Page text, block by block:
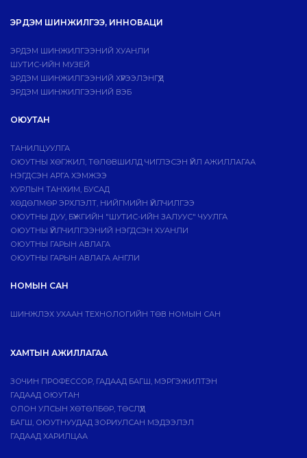
ЭРДЭМ ШИНЖИЛГЭЭ, ИННОВАЦИ
ЭРДЭМ ШИНЖИЛГЭЭНИЙ ХУАНЛИ
ШУТИС-ИЙН МУЗЕЙ
ЭРДЭМ ШИНЖИЛГЭЭНИЙ ХҮРЭЭЛЭНГҮҮД
ЭРДЭМ ШИНЖИЛГЭЭНИЙ ВЭБ
ОЮУТАН
ТАНИЛЦУУЛГА
ОЮУТНЫ ХӨГЖИЛ, ТӨЛӨВШИЛД ЧИГЛЭСЭН ҮЙЛ АЖИЛЛАГАА
НЭГДСЭН АРГА ХЭМЖЭЭ
ХУРЛЫН ТАНХИМ, БУСАД
ХӨДӨЛМӨР ЭРХЛЭЛТ, НИЙГМИЙН ҮЙЛЧИЛГЭЭ
ОЮУТНЫ ДУУ, БҮЖГИЙН "ШУТИС-ИЙН ЗАЛУУС" ЧУУЛГА
ОЮУТНЫ ҮЙЛЧИЛГЭЭНИЙ НЭГДСЭН ХУАНЛИ
ОЮУТНЫ ГАРЫН АВЛАГА
ОЮУТНЫ ГАРЫН АВЛАГА АНГЛИ
НОМЫН САН
ШИНЖЛЭХ УХААН ТЕХНОЛОГИЙН ТӨВ НОМЫН САН
ХАМТЫН АЖИЛЛАГАА
ЗОЧИН ПРОФЕССОР, ГАДААД БАГШ, МЭРГЭЖИЛТЭН
ГАДААД ОЮУТАН
ОЛОН УЛСЫН ХӨТӨЛБӨР, ТӨСЛҮҮД
БАГШ, ОЮУТНУУДАД ЗОРИУЛСАН МЭДЭЭЛЭЛ
ГАДААД ХАРИЛЦАА